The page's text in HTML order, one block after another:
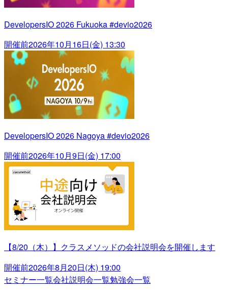
DevelopersIO 2026 Fukuoka #devio2026
開催前2026年10月16日(金) 13:30
DevelopersIO 2026 Nagoya #devio2026
開催前2026年10月9日(金) 17:00
【8/20（木）】クラスメソッドの会社説明会を開催します
開催前2026年8月20日(木) 19:00
セミナー一覧会社説明会一覧勉強会一覧